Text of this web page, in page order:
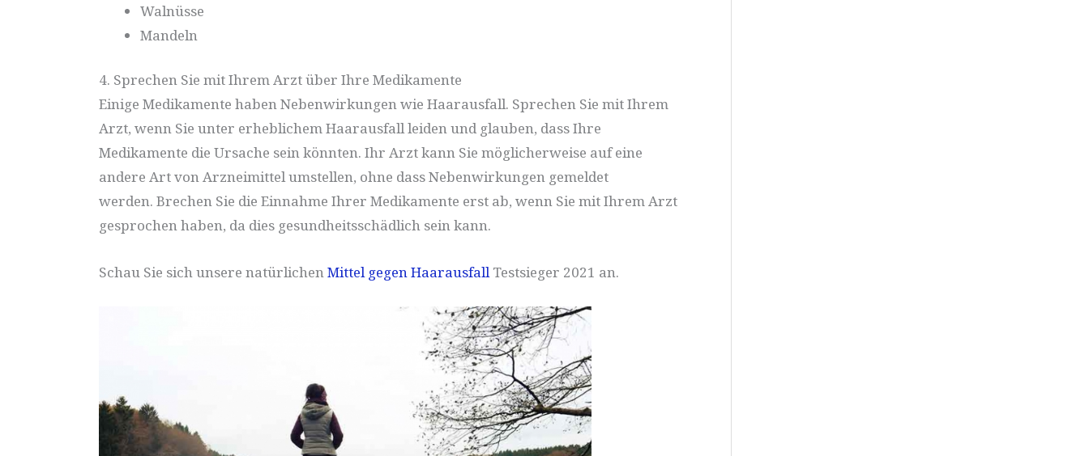
Walnüsse
Mandeln
4. Sprechen Sie mit Ihrem Arzt über Ihre Medikamente
Einige Medikamente haben Nebenwirkungen wie Haarausfall. Sprechen Sie mit Ihrem
Arzt, wenn Sie unter erheblichem Haarausfall leiden und glauben, dass Ihre
Medikamente die Ursache sein könnten. Ihr Arzt kann Sie möglicherweise auf eine
andere Art von Arzneimittel umstellen, ohne dass Nebenwirkungen gemeldet
werden. Brechen Sie die Einnahme Ihrer Medikamente erst ab, wenn Sie mit Ihrem Arzt
gesprochen haben, da dies gesundheitsschädlich sein kann.
Schau Sie sich unsere natürlichen Mittel gegen Haarausfall Testsieger 2021 an.